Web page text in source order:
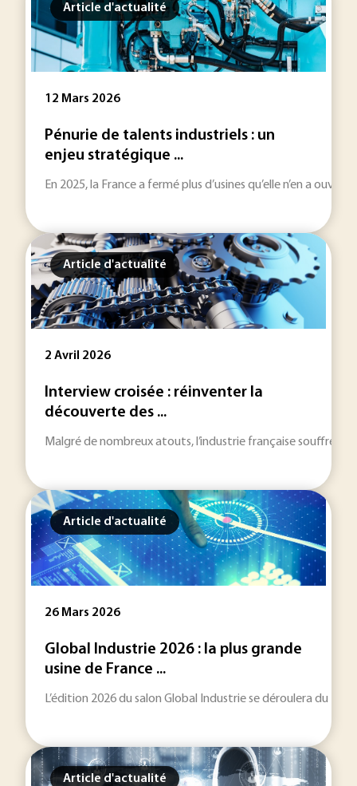
Article d'actualité
12 Mars 2026
Pénurie de talents industriels : un
enjeu stratégique ...
En 2025, la France a fermé plus d’usines qu’elle n’en a
Article d'actualité
2 Avril 2026
Interview croisée : réinventer la
découverte des ...
Malgré de nombreux atouts, l’industrie française souffre
Article d'actualité
26 Mars 2026
Global Industrie 2026 : la plus grande
usine de France ...
L’édition 2026 du salon Global Industrie se déroulera du 30
Article d'actualité